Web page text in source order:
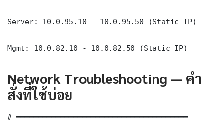
Server: 10.0.95.10 - 10.0.95.50 (Static IP)
Mgmt: 10.0.82.10 - 10.0.82.50 (Static IP)
Network Troubleshooting — คำ
สั่งที่ใช้บ่อย
# ═══════════════════════════════════════